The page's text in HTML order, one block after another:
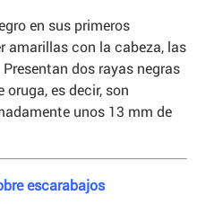
en sus primeros
amarillas con la cabeza, las
dos rayas negras
oruga, es decir, son
unos 13 mm de
escarabajos